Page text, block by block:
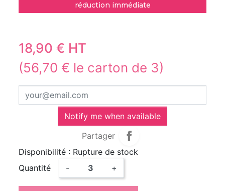
réduction immédiate
18,90 € HT
(56,70 € le carton de 3)
Notify me when available
Partager
Disponibilité : Rupture de stock
Quantité
- +